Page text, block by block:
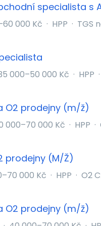
specialista s
000 Kč · HPP · TGS
000–50 000 Kč · HPP ·
O2 prodejny (m/ž)
000–70 000 Kč · HPP ·
prodejny (M/Ž)
000 Kč · HPP · O2
O2 prodejny (m/ž)